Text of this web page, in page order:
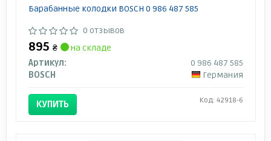
Барабанные колодки BOSCH 0 986 487 585
0 отзывов
895 ₴
на складе
Артикул:
0 986 487 585
BOSCH
Германия
КУПИТЬ Код: 42918-6